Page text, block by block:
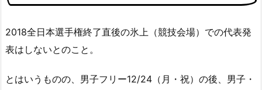
2018全日本選手権終了直後の氷上（競技会場）での代表発
表はしないとのこと。
とはいうものの、男子フリー12/24（月・祝）の後、男子・